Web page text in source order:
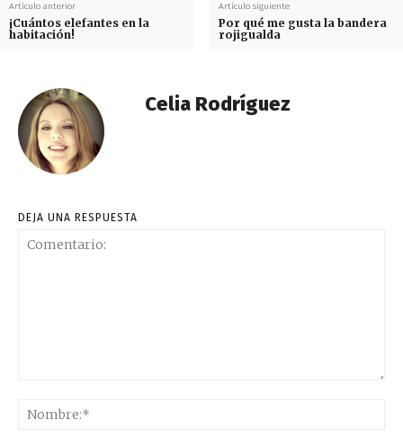
Artículo anterior
¡Cuántos elefantes en la
habitación!
Artículo siguiente
Por qué me gusta la bandera
rojigualda
Celia Rodríguez
DEJA UNA RESPUESTA